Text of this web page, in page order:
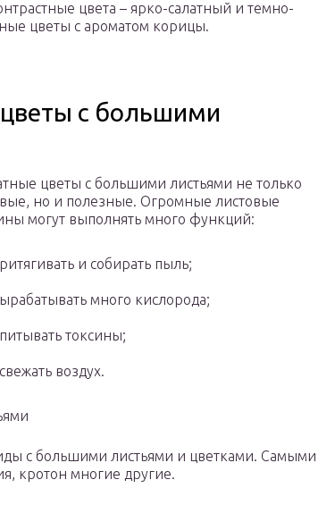
цвета – ярко-салатный и темно-
цветы с ароматом корицы.
с большими
цветы с большими листьями не только
но и полезные. Огромные листовые
могут выполнять много функций:
и собирать пыль;
много кислорода;
токсины;
воздух.
с большими листьями и цветками. Самыми
кротон многие другие.